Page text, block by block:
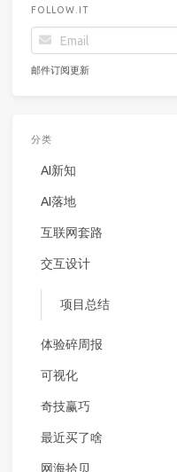
FOLLOW.IT
邮件订阅更新
分类
AI新知
AI落地
互联网套路
交互设计
项目总结
体验碎周报
可视化
奇技赢巧
最近买了啥
网海拾贝